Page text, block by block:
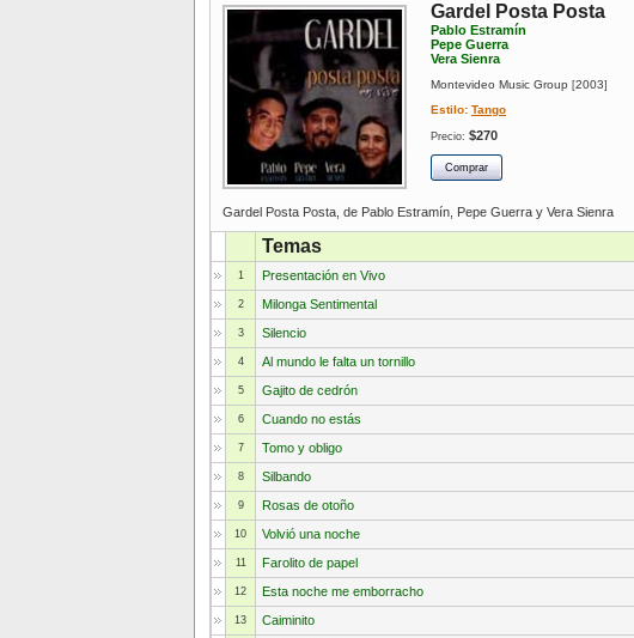
Gardel Posta Posta
Pablo Estramín
Pepe Guerra
Vera Sienra
Montevideo Music Group [2003]
Estilo: Tango
Precio: $270
Gardel Posta Posta, de Pablo Estramín, Pepe Guerra y Vera Sienra
Temas
1
Presentación en Vivo
2 Milonga Sentimental
3 Silencio
4 Al mundo le falta un tornillo
5 Gajito de cedrón
6 Cuando no estás
7 Tomo y obligo
8 Silbando
9 Rosas de otoño
10 Volvió una noche
11 Farolito de papel
12 Esta noche me emborracho
13 Caiminito